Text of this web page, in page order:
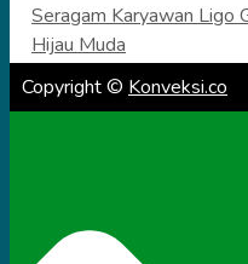
Seragam Karyawan Ligo
Hijau Muda
Copyright © Konveksi.co